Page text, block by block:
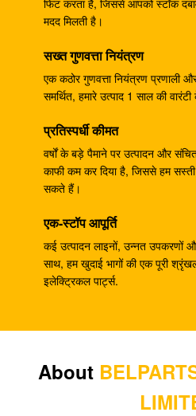
लिए वाणिज्यिक राम पंप
खुदाई करने वाला EC240B छोटा
14528735 V0E14575732
708-25-04014 औद्योगिक गियर
खुदाई पीसी200-3 हाइड्रोलिक
खुदाई करने वाला ZX200 9233687
पीसी200-6 पीसी200-7 गियर
गियरबॉक्स 20Y-27-00301
GM38VB-A-79-131 SK200-8
A8VO200 DH420
708-1L-00413 हाइड्रोलिक गियर
मदद मिलती है।
सख्त गुणवत्ता नियंत्रण
एक कठोर गुणवत्ता नियंत्रण प्रणाली और
समर्थित, हमारे उत्पाद 1 साल की
प्रतिस्पर्धी कीमत
वर्षों के बड़े पैमाने पर उत्पादन और
काफी कम कर दिया है, जिससे हम
सकते हैं।
एक-स्टॉप आपूर्ति
कई उत्पादन लाइनों, उन्नत उपकरणों
साथ, हम खुदाई भागों की एक पूरी
इलेक्ट्रिकल पार्ट्स.
About